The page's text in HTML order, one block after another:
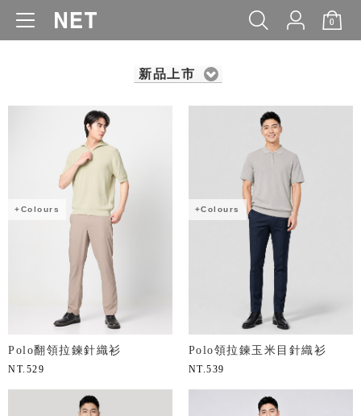
0
WOMEN MEN KIDS BABY
新品上市
+Colours
Polo翻領拉鍊針織衫
NT. 529
+Colours
Polo領拉鍊玉米目針織衫
NT.539